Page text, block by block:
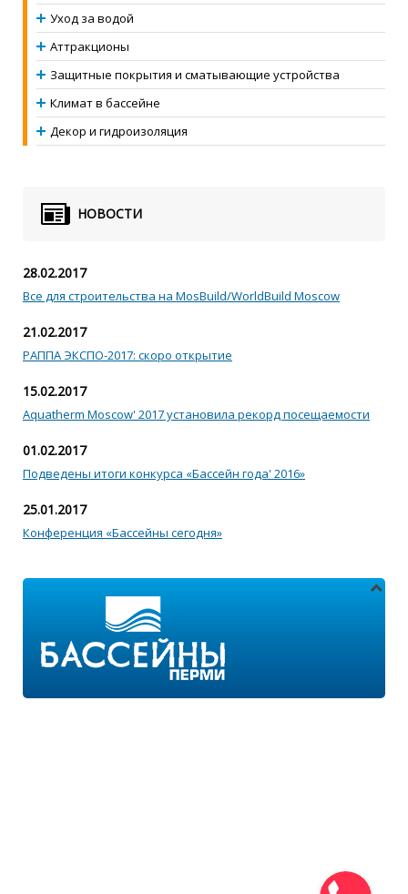
Уход за водой
Аттракционы
Защитные покрытия и сматывающие устройства
Климат в бассейне
Декор и гидроизоляция
НОВОСТИ
28.02.2017
Все для строительства на MosBuild/WorldBuild Moscow
21.02.2017
РАППА ЭКСПО-2017: скоро открытие
15.02.2017
Aquatherm Moscow' 2017 установила рекорд посещаемости
01.02.2017
Подведены итоги конкурса «Бассейн года' 2016»
25.01.2017
Конференция «Бассейны сегодня»